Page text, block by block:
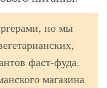
но мы
фаст-фуда.
магазина